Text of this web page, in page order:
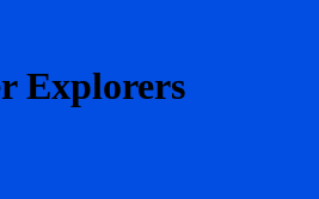
Explorers